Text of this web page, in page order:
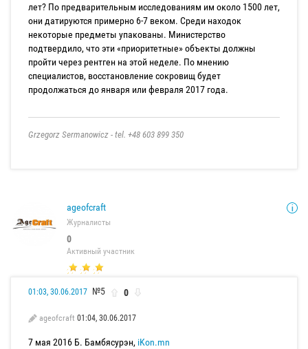
лет? По предварительным исследованиям им около 1500 лет,
они датируются примерно 6-7 веком. Среди находок
некоторые предметы упакованы. Министерство
подтвердило, что эти «приоритетные» объекты должны
пройти через рентген на этой неделе. По мнению
специалистов, восстановление сокровищ будет
продолжаться до января или февраля 2017 года.
Grzegorz Sermanowicz - tel. +48 603 899 350
ageofcraft
Журналисты
0
Активный участник
01:03, 30.06.2017 №5 0
ageofcraft 01:04, 30.06.2017
7 мая 2016 Б. Бамбясурэн, iKon.mn